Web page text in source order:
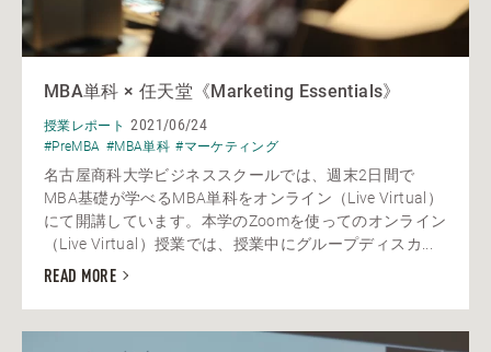
MBA単科 × 任天堂《Marketing Essentials》
授業レポート 2021/06/24
#PreMBA #MBA単科 #マーケティング
名古屋商科大学ビジネススクールでは、週末2日間で
MBA基礎が学べるMBA単科をオンライン（Live Virtual）
にて開講しています。本学のZoomを使ってのオンライン
（Live Virtual）授業では、授業中にグループディスカ...
READ MORE